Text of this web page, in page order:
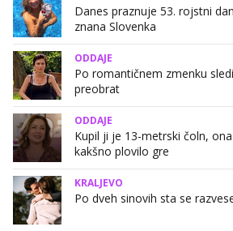
Danes praznuje 53. rojstni
znana Slovenka
ODDAJE
Po romantičnem zmenku
preobrat
ODDAJE
Kupil ji je 13-metrski čoln,
kakšno plovilo gre
KRALJEVO
Po dveh sinovih sta se